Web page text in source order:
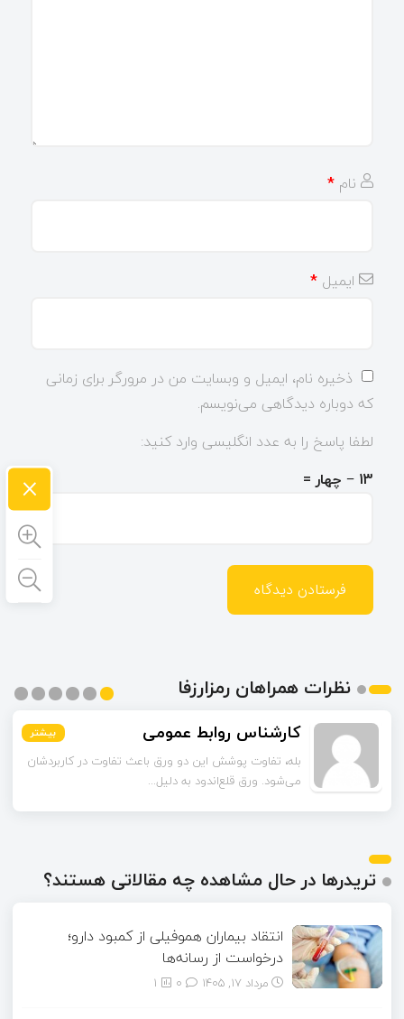
نام *
ایمیل *
ذخیره نام، ایمیل و وبسایت من در مرورگر برای زمانی
که دوباره دیدگاهی می‌نویسم.
لطفا پاسخ را به عدد انگلیسی وارد کنید:
13 − چهار =
نظرات همراهان رمزارزفا
کارشناس روابط عمومی بیشتر
بله، تفاوت پوشش این دو ورق باعث تفاوت در کاربردشان
می‌شود. ورق قلع‌اندود به دلیل...
اسماعیل زاده بیشتر
تا قبل از خوندن این مقاله فکر می‌کردم ورق قلع‌اندود
همون ورق گالوانیزه است. تفاو...
بیشتر
بیشتر
بیشتر
بیشتر
تریدرها در حال مشاهده چه مقالاتی هستند؟
انتقاد بیماران هموفیلی از کمبود دارو؛
درخواست از رسانه‌ها
مرداد ۱۷, ۱۴۰۵ 1
×